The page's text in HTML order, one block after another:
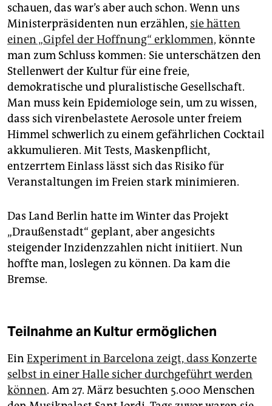
schauen, das war’s aber auch schon. Wenn uns
Ministerpräsidenten nun erzählen, sie hätten
einen „Gipfel der Hoffnung“ erklommen, könnte
man zum Schluss kommen: Sie unterschätzen den
Stellenwert der Kultur für eine freie,
demokratische und pluralistische Gesellschaft.
Man muss kein Epidemiologe sein, um zu wissen,
dass sich virenbelastete Aerosole unter freiem
Himmel schwerlich zu einem gefährlichen Cocktail
akkumulieren. Mit Tests, Maskenpflicht,
entzerrtem Einlass lässt sich das Risiko für
Veranstaltungen im Freien stark minimieren.
Das Land Berlin hatte im Winter das Projekt
„Draußenstadt“ geplant, aber angesichts
steigender Inzidenzzahlen nicht initiiert. Nun
hoffte man, loslegen zu können. Da kam die
Bremse.
Teilnahme an Kultur ermöglichen
Ein Experiment in Barcelona zeigt, dass Konzerte
selbst in einer Halle sicher durchgeführt werden
können. Am 27. März besuchten 5.000 Menschen